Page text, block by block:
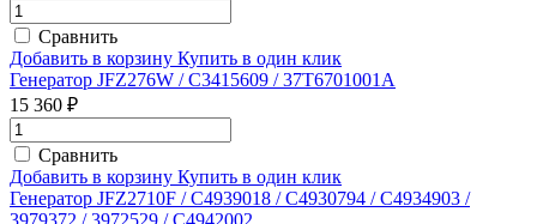
Сравнить
Добавить в корзину Купить в один клик
Генератор JFZ276W / C3415609 / 37T6701001A
15 360 ₽
Сравнить
Добавить в корзину Купить в один клик
Генератор JFZ2710F / C4939018 / C4930794 / C4934903 /